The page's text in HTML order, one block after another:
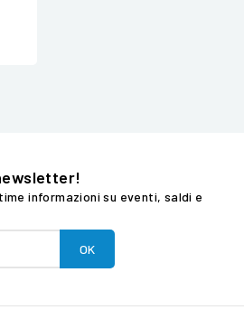
informazioni su eventi, saldi e